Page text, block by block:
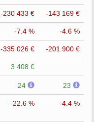
-230 433 € -143 169 €
-7.4 % -4.6 %
-335 026 € -201 900 €
3 408 €
24 23
-22.6 % -4.4 %